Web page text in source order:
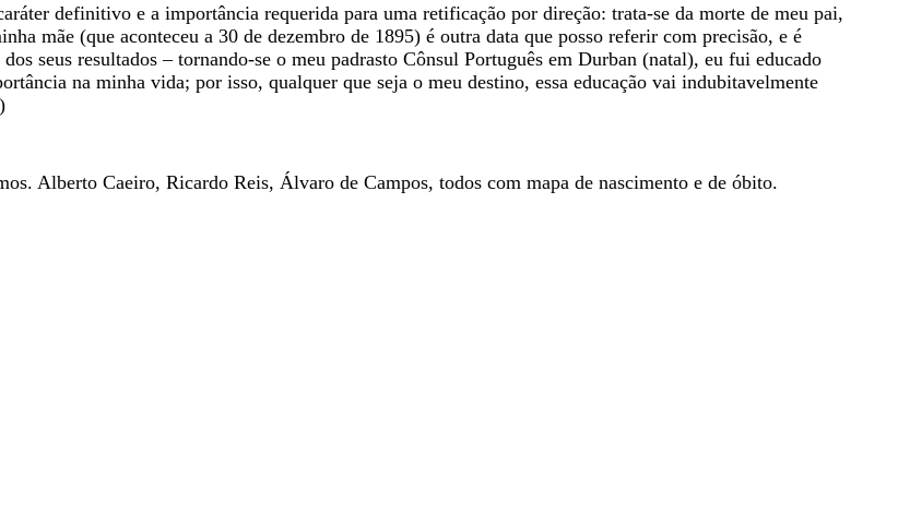
definitivo e a importância requerida para uma retificação por direção: trata-se da morte de meu pai,
mãe (que aconteceu a 30 de dezembro de 1895) é outra data que posso referir com precisão, e é
seus resultados – tornando-se o meu padrasto Cônsul Português em Durban (natal), eu fui educado
na minha vida; por isso, qualquer que seja o meu destino, essa educação vai indubitavelmente
Alberto Caeiro, Ricardo Reis, Álvaro de Campos, todos com mapa de nascimento e de óbito.